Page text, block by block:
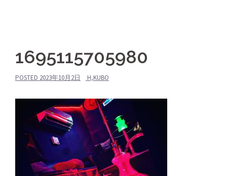
1695115705980
POSTED 2023年10月2日 H,KUBO